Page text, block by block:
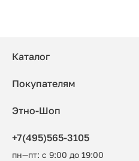
Каталог
Покупателям
Этно-Шоп
+7(495)565-3105
пн—пт: с 9:00 до 19:00